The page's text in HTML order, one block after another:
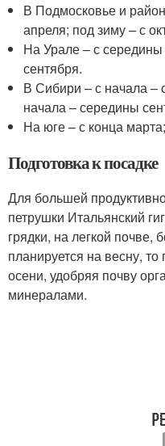
В Подмосковье и
апреля; под зиму – с
На Урале – с
сентября.
В Сибири – с начала –
начала – середины
На юге – с конца
Подготовка к посадке
Для большей
петрушки Итальянский
грядки, на легкой почве,
планируется на весну,
осени, удобряя почву
минералами.